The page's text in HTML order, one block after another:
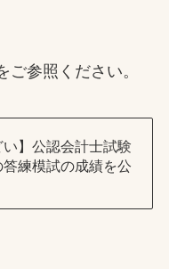
参照ください。
い】公認会計士試験
練模試の成績を公